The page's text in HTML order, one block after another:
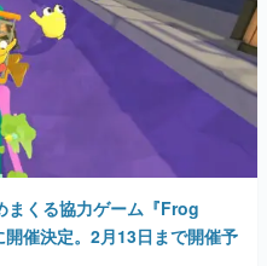
まくる協力ゲーム『Frog
催決定。2月13日まで開催予